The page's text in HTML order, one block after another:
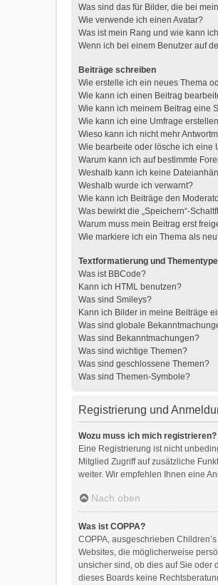
Was sind das für Bilder, die bei
Wie verwende ich einen Avatar?
Was ist mein Rang und wie kann
Wenn ich bei einem Benutzer auf
Beiträge schreiben
Wie erstelle ich ein neues Thema
Wie kann ich einen Beitrag
Wie kann ich meinem Beitrag eine
Wie kann ich eine Umfrage
Wieso kann ich nicht mehr
Wie bearbeite oder lösche ich eine
Warum kann ich auf bestimmte
Weshalb kann ich keine
Weshalb wurde ich verwarnt?
Wie kann ich Beiträge den
Was bewirkt die „Speichern“-
Warum muss mein Beitrag erst
Wie markiere ich ein Thema als
Textformatierung und
Was ist BBCode?
Kann ich HTML benutzen?
Was sind Smileys?
Kann ich Bilder in meine Beiträge
Was sind globale
Was sind Bekanntmachungen?
Was sind wichtige Themen?
Was sind geschlossene Themen?
Was sind Themen-Symbole?
Registrierung und
Wozu muss ich mich registrieren?
Eine Registrierung ist nicht
Mitglied Zugriff auf zusätzliche
weiter. Wir empfehlen Ihnen eine
Nach oben
Was ist COPPA?
COPPA, ausgeschrieben
Websites, die möglicherweise
unsicher sind, ob dies auf Sie oder
dieses Boards keine